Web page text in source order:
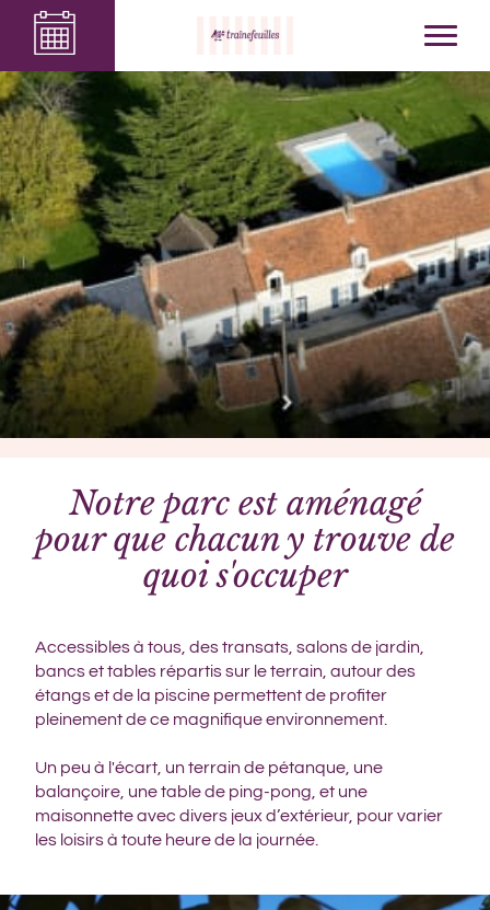
Notre parc est aménagé
pour que chacun y trouve de
quoi s'occuper
Accessibles à tous, des transats, salons de jardin,
bancs et tables répartis sur le terrain, autour des
étangs et de la piscine permettent de profiter
pleinement de ce magnifique environnement.
Un peu à l'écart, un terrain de pétanque, une
balançoire, une table de ping-pong, et une
maisonnette avec divers jeux d’extérieur, pour varier
les loisirs à toute heure de la journée.